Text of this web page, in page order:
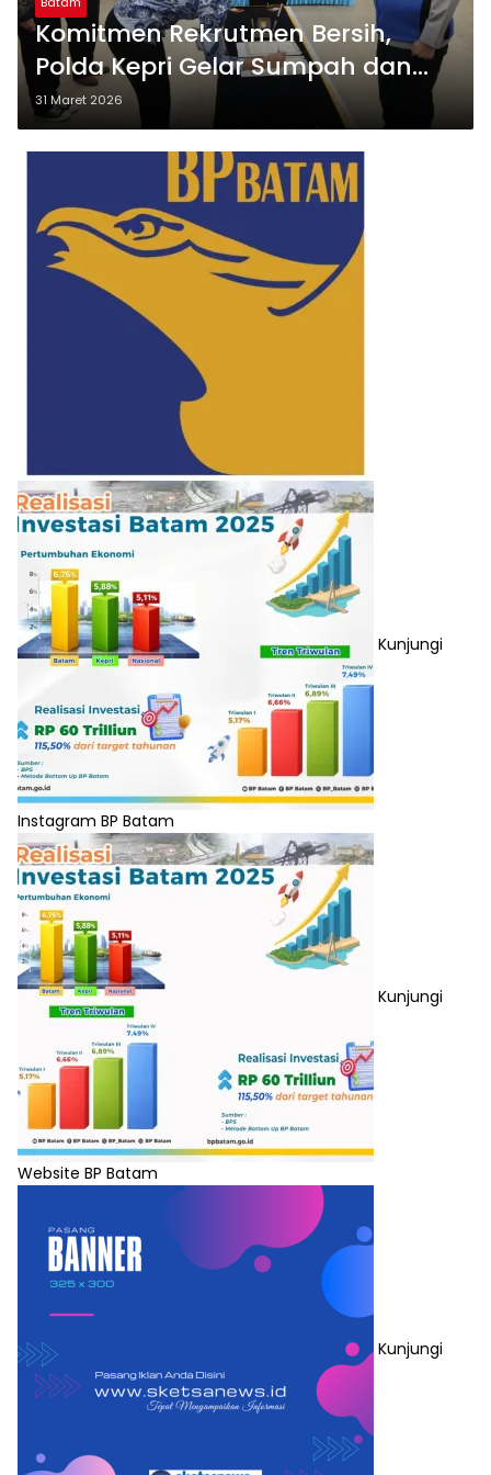
Komitmen Rekrutmen Bersih,
Polda Kepri Gelar Sumpah dan
Pakta Integritas Penerimaan Polri
2026
31 Maret 2026
Kunjungi
Instagram BP Batam
Kunjungi
Website BP Batam
Kunjungi